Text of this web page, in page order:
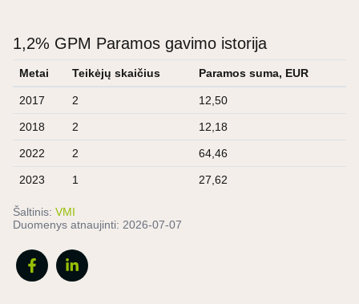
1,2% GPM Paramos gavimo istorija
Metai Teikėjų skaičius Paramos suma, EUR
2017 2 12,50
2018 2 12,18
2022 2 64,46
2023 1 27,62
Šaltinis: VMI
Duomenys atnaujinti: 2026-07-07